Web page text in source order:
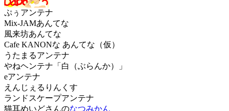
ぷぅアンテナ
Mix-JAMあんてな
風来坊あんてな
Cafe KANONな あんてな（仮）
うたまるアンテナ
やねヘンテナ「白（ぶらんか）」
eアンテナ
えんじぇるりんくす
ランドスケープアンテナ
猫耳めいどさんのなつみかん